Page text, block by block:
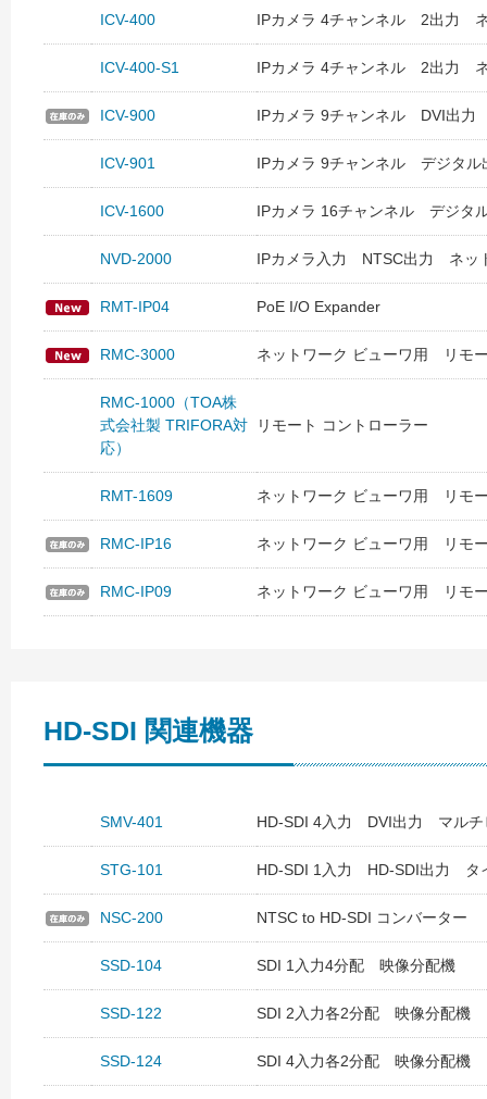
ICV-400 IPカメラ 4チャンネル 2出力
ICV-400-S1 IPカメラ 4チャンネル 2出力
ICV-900 IPカメラ 9チャンネル DVI出力
ICV-901 IPカメラ 9チャンネル デジタ
ICV-1600 IPカメラ 16チャンネル デジタ
NVD-2000 IPカメラ入力 NTSC出力 ネッ
RMT-IP04 PoE I/O Expander
RMC-3000 ネットワーク ビューワ用 リモ
RMC-1000（TOA株
式会社製 TRIFORA対
応）
リモート コントローラー
RMT-1609 ネットワーク ビューワ用 リモ
RMC-IP16 ネットワーク ビューワ用 リモ
RMC-IP09 ネットワーク ビューワ用 リモ
HD-SDI 関連機器
SMV-401 HD-SDI 4入力 DVI出力 マルチ
STG-101 HD-SDI 1入力 HD-SDI出力 タ
NSC-200 NTSC to HD-SDI コンバーター
SSD-104 SDI 1入力4分配 映像分配機
SSD-122 SDI 2入力各2分配 映像分配機
SSD-124 SDI 4入力各2分配 映像分配機